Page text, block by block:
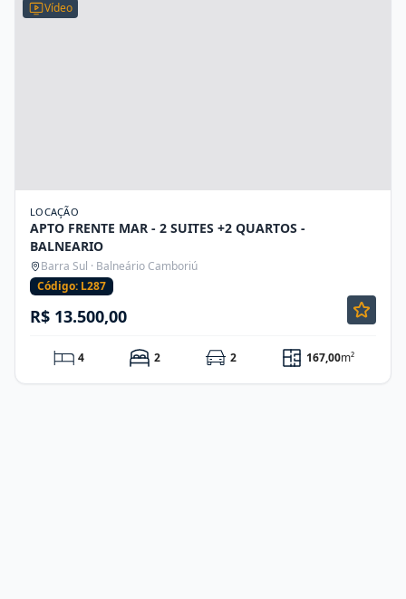
Vídeo
LOCAÇÃO
APTO FRENTE MAR - 2 SUITES +2 QUARTOS -
BALNEARIO
Barra Sul · Balneário Camboriú
Código: L287
R$ 13.500,00
4 2 2 167,00m²